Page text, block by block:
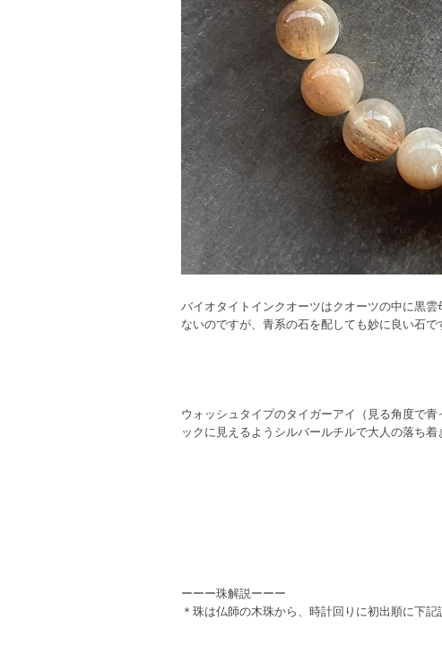
バイオタイトインクオーツはクオーツの中に黒
ないのですが、青系の石を配しても妙に良い石
ウォッシュタイプのタイガーアイ（見る角度で
ックに見えるようシルバールチルで大人の落ち
ーーー珠解説ーーー
＊珠は仏師の木珠から、時計回りに初出順に下